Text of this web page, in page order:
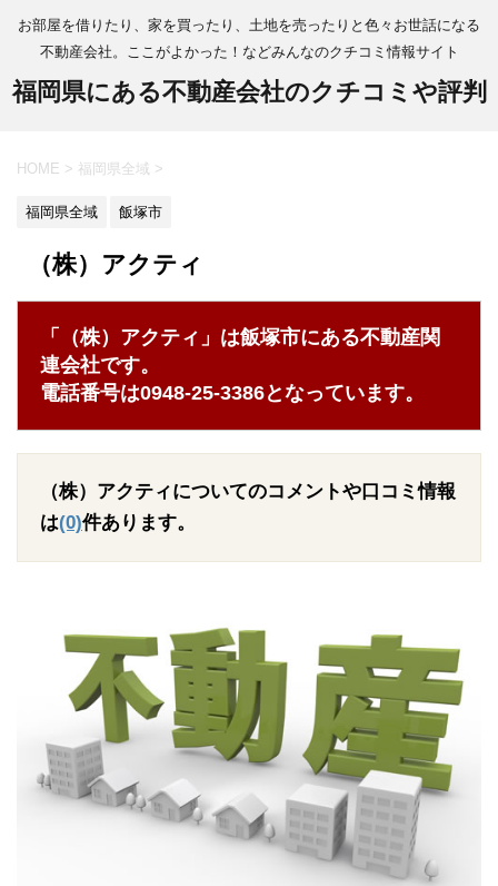
お部屋を借りたり、家を買ったり、土地を売ったりと色々お世話になる
不動産会社。ここがよかった！などみんなのクチコミ情報サイト
福岡県にある不動産会社のクチコミや評判
HOME > 福岡県全域 >
福岡県全域 飯塚市
（株）アクティ
「（株）アクティ」は飯塚市にある不動産関
連会社です。
電話番号は0948-25-3386となっています。
（株）アクティについてのコメントや口コミ情報
は(0)件あります。